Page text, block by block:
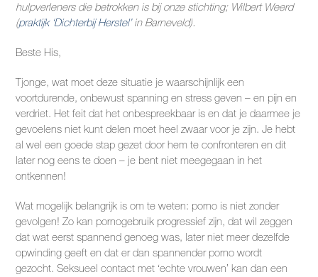
hulpverleners die betrokken is bij onze stichting; Wilbert Weerd
(praktijk ‘Dichterbij Herstel’in Barneveld).
Beste His,
Tjonge, wat moet deze situatie je waarschijnlijk een
voortdurende, onbewust spanning en stress geven – en pijn en
verdriet. Het feit dat het onbespreekbaar is en dat je daarmee je
gevoelens niet kunt delen moet heel zwaar voor je zijn. Je hebt
al wel een goede stap gezet door hem te confronteren en dit
later nog eens te doen – je bent niet meegegaan in het
ontkennen!
Wat mogelijk belangrijk is om te weten: porno is niet zonder
gevolgen! Zo kan pornogebruik progressief zijn, dat wil zeggen
dat wat eerst spannend genoeg was, later niet meer dezelfde
opwinding geeft en dat er dan spannender porno wordt
gezocht. Seksueel contact met ‘echte vrouwen’ kan dan een